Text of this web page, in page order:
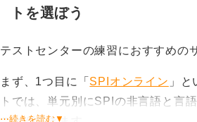
最後に、演習後は成果を確実に定
ス）、③操作ミス（クリック位置や
し、次回同じミスをしないよう意
トを選ぼう
テストセンターの練習におすすめの
まず、1つ目に「 SPIオンライン 」
トでは、単元別にSPIの非言語と言
⋯続きを読む▼